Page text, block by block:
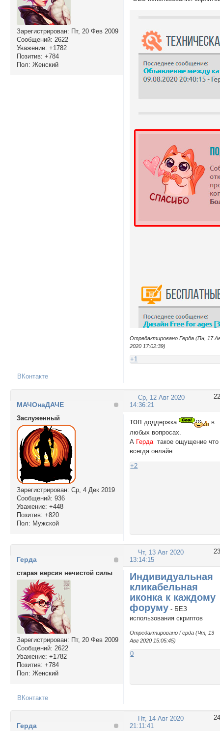
Зарегистрирован: Пт, 20 Фев 2009
Сообщений: 2622
Уважение: +1782
Позитив: +784
Пол: Женский
Отредактировано Герда (Пн, 17
2020 17:02:39)
+1
ВКонтакте
22
Ср, 12 Авг 2020
14:36:21
МАЧОнаДАЧЕ
Заслуженный
Зарегистрирован: Ср, 4 Дек 2019
Сообщений: 936
Уважение: +448
Позитив: +820
Пол: Мужской
топ доддержка
в
любых вопросах.
А Гердатакое ощущение что
всегда онлайн
+2
23
Чт, 13 Авг 2020
13:14:15
Герда
старая версия нечистой силы
Зарегистрирован: Пт, 20 Фев 2009
Сообщений: 2622
Уважение: +1782
Позитив: +784
Пол: Женский
Индивидуальная
кликабельная
иконка к каждому
форуму - БЕЗ
использования скриптов
Отредактировано Герда (Чт, 13
Авг 2020 15:05:45)
0
ВКонтакте
24
Пт, 14 Авг 2020
21:11:41
Герда